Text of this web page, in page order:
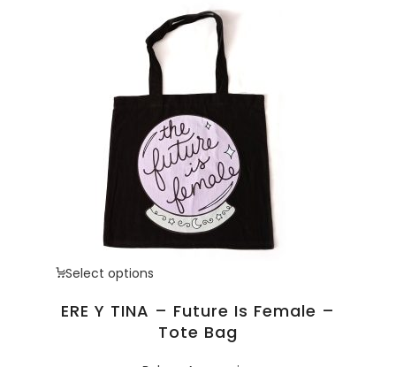
Select options
ERE Y TINA – Future Is Female –
Tote Bag